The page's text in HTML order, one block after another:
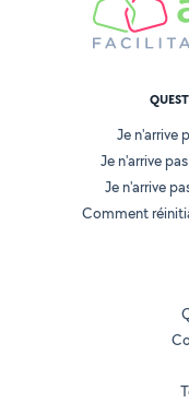
Je n'arrive
Je n'arrive
Je n'arrive
Comment